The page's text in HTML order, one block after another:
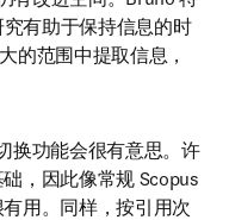
有助于保持信息的时
的范围中提取信息，
换功能会很有意思。许
，因此像常规 Scopus
用。同样，按引用次